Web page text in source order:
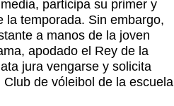
participa su primer y
la temporada. Sin embargo,
a manos de la joven
apodado el Rey de la
jura vengarse y solicita
de vóleibol de la escuela